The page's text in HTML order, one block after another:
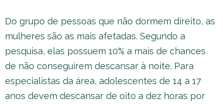
Do grupo de pessoas que não dormem direito, as
mulheres são as mais afetadas. Segundo a
pesquisa, elas possuem 10% a mais de chances
de não conseguirem descansar à noite. Para
especialistas da área, adolescentes de 14 a 17
anos devem descansar de oito a dez horas por